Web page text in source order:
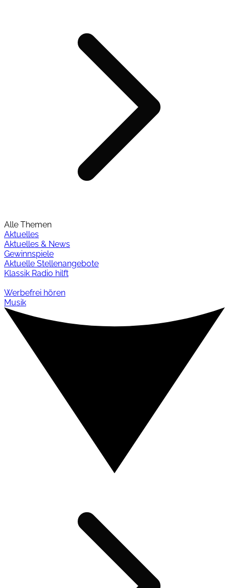
Alle Themen
Aktuelles
Aktuelles & News
Gewinnspiele
Aktuelle Stellenangebote
Klassik Radio hilft
Werbefrei hören
Musik